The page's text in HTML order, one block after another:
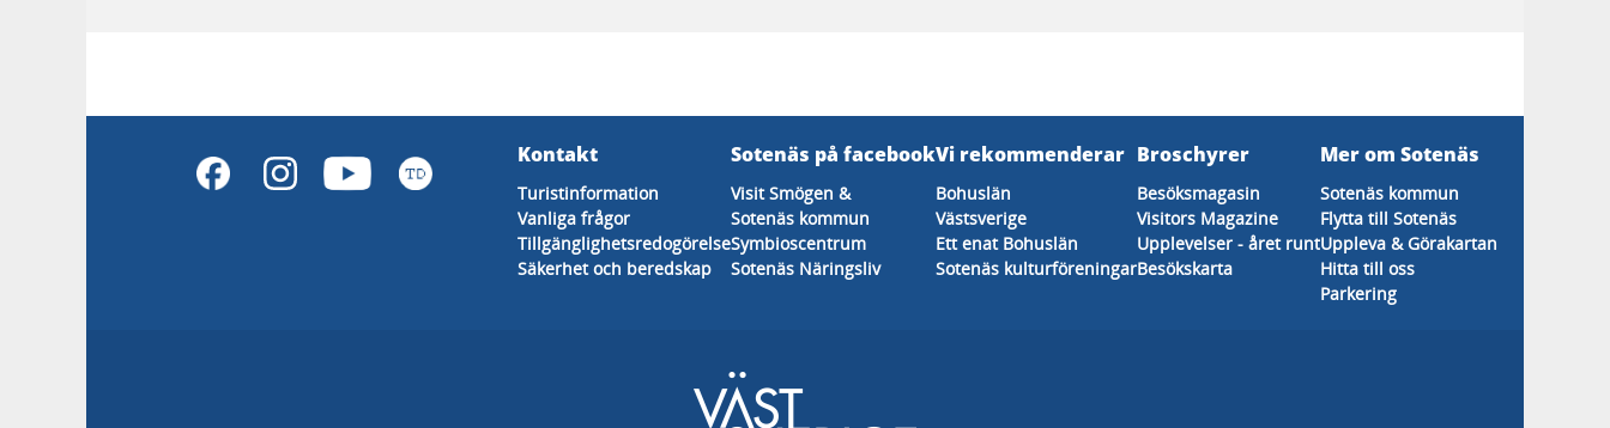
Kontakt
Turistinformation
Vanliga frågor
Tillgänglighetsredogörelse
Säkerhet och beredskap
Sotenäs på facebook
Visit Smögen &
Sotenäs kommun
Symbioscentrum
Sotenäs Näringsliv
Vi rekommenderar
Bohuslän
Västsverige
Ett enat Bohuslän
Sotenäs kulturföreningar
Broschyrer
Besöksmagasin
Visitors Magazine
Upplevelser - året runt
Besökskarta
Mer om Sotenäs
Sotenäs kommun
Flytta till Sotenäs
Uppleva & Görakartan
Hitta till oss
Parkering